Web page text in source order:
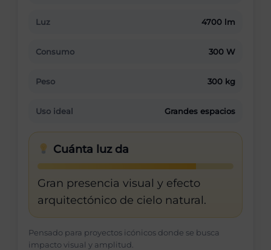
Luz 4700 lm
Consumo 300 W
Peso 300 kg
Uso ideal Grandes espacios
Cuánta luz da
Gran presencia visual y efecto
arquitectónico de cielo natural.
Pensado para proyectos icónicos donde se busca
impacto visual y amplitud.